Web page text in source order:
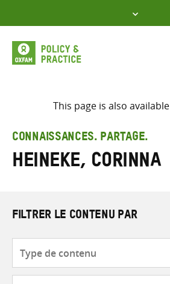
to
content
Saisir
les
termes
This page is also
CONNAISSANCES. PARTAGE.
Heineke, Corinna
FILTRER LE CONTENU PAR